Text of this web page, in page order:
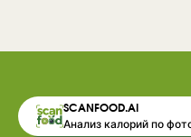
SCANFOOD.AI
Анализ калорий по